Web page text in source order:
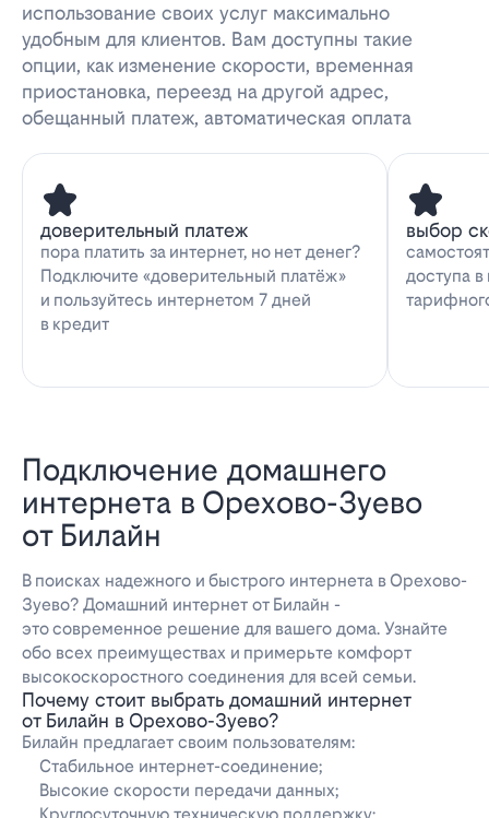
использование своих услуг максимально
удобным для клиентов. Вам доступны такие
опции, как изменение скорости, временная
приостановка, переезд на другой адрес,
обещанный платеж, автоматическая оплата
доверительный платеж
пора платить за интернет, но нет денег?
Подключите «доверительный платёж»
и пользуйтесь интернетом 7 дней
в кредит
выбор
доступа
Подключение домашнего
интернета в Орехово-Зуево
от Билайн
В поисках надежного и быстрого интернета в Орехово-
Зуево? Домашний интернет от Билайн -
это современное решение для вашего дома. Узнайте
обо всех преимуществах и примерьте комфорт
высокоскоростного соединения для всей семьи.
Почему стоит выбрать домашний интернет
от Билайн в Орехово-Зуево?
Билайн предлагает своим пользователям:
Стабильное интернет-соединение;
Высокие скорости передачи данных;